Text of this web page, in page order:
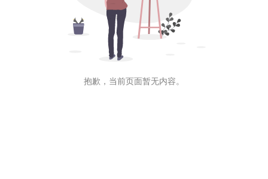
抱歉，当前页面暂无内容。